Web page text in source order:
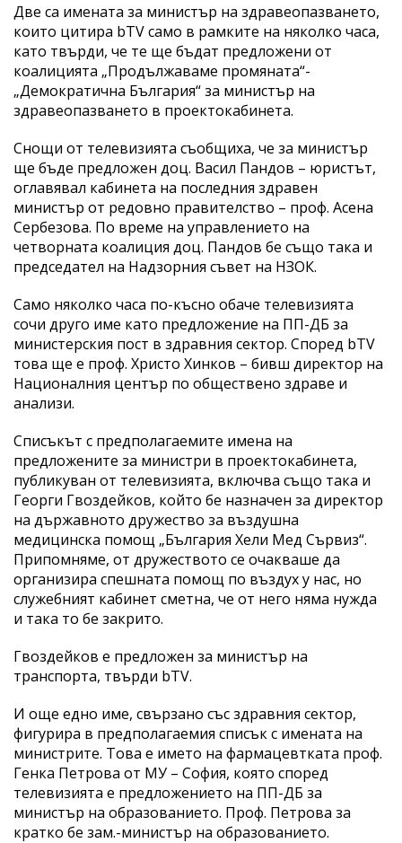
Две са имената за министър на здравеопазването,
които цитира bTV само в рамките на няколко часа,
като твърди, че те ще бъдат предложени от
коалицията „Продължаваме промяната“-
„Демократична България“ за министър на
здравеопазването в проектокабинета.
Снощи от телевизията съобщиха, че за министър
ще бъде предложен доц. Васил Пандов – юристът,
оглавявал кабинета на последния здравен
министър от редовно правителство – проф. Асена
Сербезова. По време на управлението на
четворната коалиция доц. Пандов бе също така и
председател на Надзорния съвет на НЗОК.
Само няколко часа по-късно обаче телевизията
сочи друго име като предложение на ПП-ДБ за
министерския пост в здравния сектор. Според bTV
това ще е проф. Христо Хинков – бивш директор на
Националния център по обществено здраве и
анализи.
Списъкът с предполагаемите имена на
предложените за министри в проектокабинета,
публикуван от телевизията, включва също така и
Георги Гвоздейков, който бе назначен за директор
на държавното дружество за въздушна
медицинска помощ „България Хели Мед Сървиз“.
Припомняме, от дружеството се очакваше да
организира спешната помощ по въздух у нас, но
служебният кабинет сметна, че от него няма нужда
и така то бе закрито.
Гвоздейков е предложен за министър на
транспорта, твърди bTV.
И още едно име, свързано със здравния сектор,
фигурира в предполагаемия списък с имената на
министрите. Това е името на фармацевтката проф.
Генка Петрова от МУ – София, която според
телевизията е предложението на ПП-ДБ за
министър на образованието. Проф. Петрова за
кратко бе зам.-министър на образованието.